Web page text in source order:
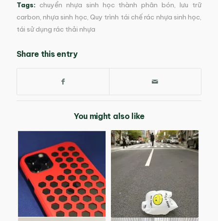
Tags: chuyển nhựa sinh học thành phân bón,lưu trữ
carbon, nhựa sinh học, Quy trình tái chế rác nhựa sinh học,
tái sử dụng rác thải nhựa
Share this entry
You might also like